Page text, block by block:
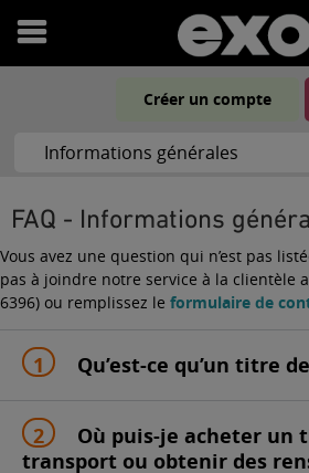
Ouvrir
menu
Créer un compte
FAQ - Informations
Vous avez une question qui n’est pas
pas à joindre notre service à la clientèle
6396) ou remplissez le formulaire de
Qu’est-ce qu’un titre
Où puis-je acheter un
transport ou obtenir des